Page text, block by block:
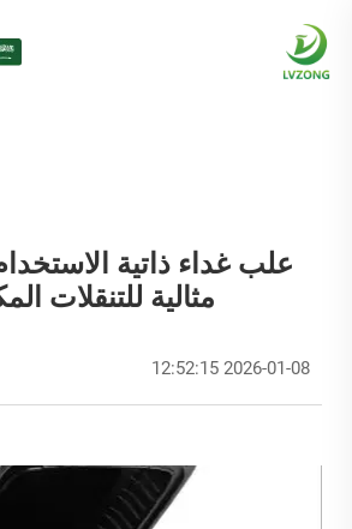
علب غداء ذاتية
مثالية للتنقلات
2026-01-08 12:52:15